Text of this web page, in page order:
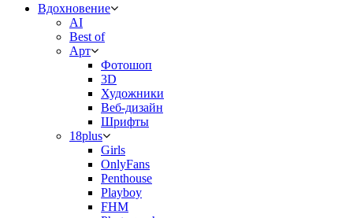
Вдохновение
AI
Best of
Арт
Фотошоп
3D
Художники
Веб-дизайн
Шрифты
18plus
Girls
OnlyFans
Penthouse
Playboy
FHM